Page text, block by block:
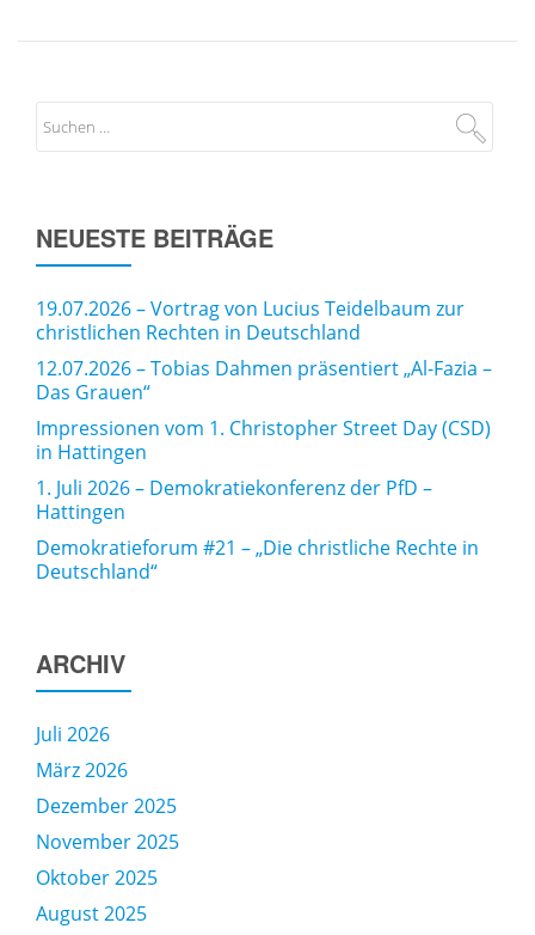
NEUESTE BEITRÄGE
19.07.2026 – Vortrag von Lucius Teidelbaum zur
christlichen Rechten in Deutschland
12.07.2026 – Tobias Dahmen präsentiert „Al-Fazia –
Das Grauen“
Impressionen vom 1. Christopher Street Day (CSD)
in Hattingen
1. Juli 2026 – Demokratiekonferenz der PfD –
Hattingen
Demokratieforum #21 – „Die christliche Rechte in
Deutschland“
ARCHIV
Juli 2026
März 2026
Dezember 2025
November 2025
Oktober 2025
August 2025